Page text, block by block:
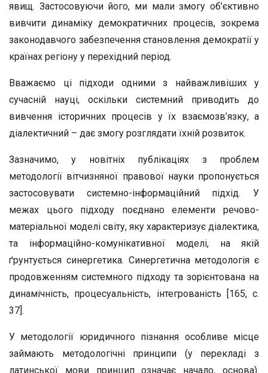
явищ. Застосовуючи його, ми мали змогу об’єктивно
вивчити динаміку демократичних процесів, зокрема
законодавчого забезпечення становлення демократії у
країнах регіону у перехідний період.
Вважаємо ці підходи одними з найважливіших у
сучасній науці, оскільки системний приводить до
вивчення історичних процесів у їх взаємозв’язку, а
діалектичний – дає змогу розглядати їхній розвиток.
Зазначимо, у новітніх публікаціях з проблем
методології вітчизняної правової науки пропонується
застосовувати системно-інформаційний підхід. У
межах цього підходу поєднано елементи речово-
матеріальної моделі світу, яку характеризує діалектика,
та інформаційно-комунікативної моделі, на якій
ґрунтується синергетика. Синергетична методологія є
продовженням системного підходу та зорієнтована на
динамічність, процесуальність, інтегрованість [165, с.
37].
У методології юридичного пізнання особливе місце
займають методологічні принципи (у перекладі з
латинської мови принцип означає начало, основа).